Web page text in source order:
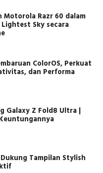
Razr 60 dalam
Lightest Sky secara
ColorOS, Perkuat
dan Performa
Galaxy Z Fold8 Ultra |
Tampilan Stylish